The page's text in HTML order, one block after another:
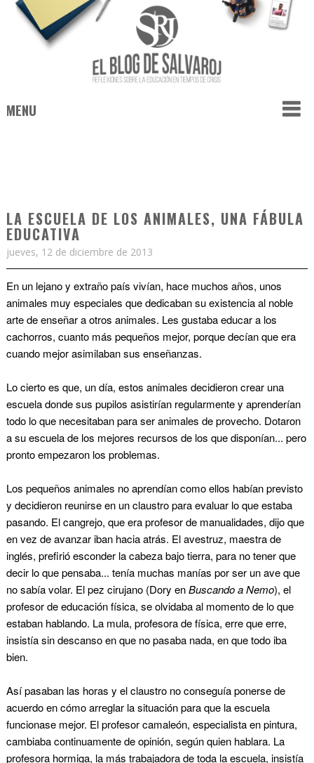
MENU
LA ESCUELA DE LOS ANIMALES, UNA FÁBULA
EDUCATIVA
jueves, 12 de diciembre de 2013
En un lejano y extraño país vivían, hace muchos años, unos
animales muy especiales que dedicaban su existencia al noble
arte de enseñar a otros animales. Les gustaba educar a los
cachorros, cuanto más pequeños mejor, porque decían que era
cuando mejor asimilaban sus enseñanzas.
Lo cierto es que, un día, estos animales decidieron crear una
escuela donde sus pupilos asistirían regularmente y aprenderían
todo lo que necesitaban para ser animales de provecho. Dotaron
a su escuela de los mejores recursos de los que disponían... pero
pronto empezaron los problemas.
Los pequeños animales no aprendían como ellos habían previsto
y decidieron reunirse en un claustro para evaluar lo que estaba
pasando. El cangrejo, que era profesor de manualidades, dijo que
en vez de avanzar iban hacia atrás. El avestruz, maestra de
inglés, prefirió esconder la cabeza bajo tierra, para no tener que
decir lo que pensaba... tenía muchas manías por ser un ave que
no sabía volar. El pez cirujano (Dory enBuscando a Nemo), el
profesor de educación física, se olvidaba al momento de lo que
estaban hablando. La mula, profesora de física, erre que erre,
insistía sin descanso en que no pasaba nada, en que todo iba
bien.
Así pasaban las horas y el claustro no conseguía ponerse de
acuerdo en cómo arreglar la situación para que la escuela
funcionase mejor. El profesor camaleón, especialista en pintura,
cambiaba continuamente de opinión, según quien hablara. La
profesora hormiga, la más trabajadora de toda la escuela, insistía